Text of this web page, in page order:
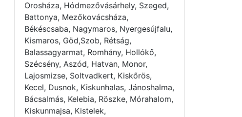
Orosháza, Hódmezővásárhely, Szeged,
Battonya, Mezőkovácsháza,
Békéscsaba, Nagymaros, Nyergesújfalu,
Kismaros, Göd,Szob, Rétság,
Balassagyarmat, Romhány, Hollókő,
Szécsény, Aszód, Hatvan, Monor,
Lajosmizse, Soltvadkert, Kiskőrös,
Kecel, Dusnok, Kiskunhalas, Jánoshalma,
Bácsalmás, Kelebia, Röszke, Mórahalom,
Kiskunmajsa, Kistelek,